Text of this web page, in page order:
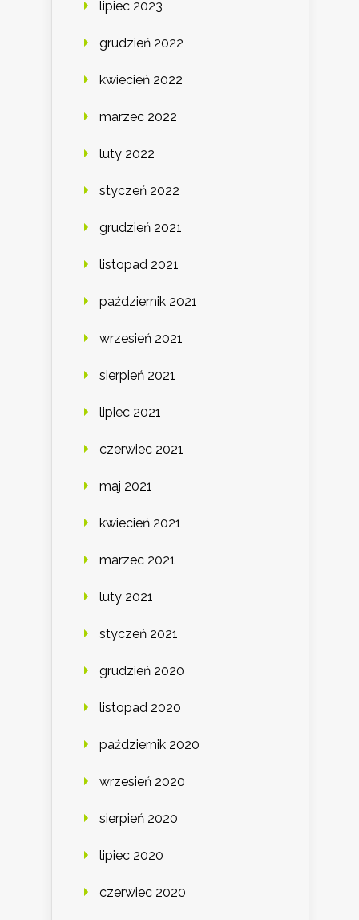
lipiec 2023
grudzień 2022
kwiecień 2022
marzec 2022
luty 2022
styczeń 2022
grudzień 2021
listopad 2021
październik 2021
wrzesień 2021
sierpień 2021
lipiec 2021
czerwiec 2021
maj 2021
kwiecień 2021
marzec 2021
luty 2021
styczeń 2021
grudzień 2020
listopad 2020
październik 2020
wrzesień 2020
sierpień 2020
lipiec 2020
czerwiec 2020